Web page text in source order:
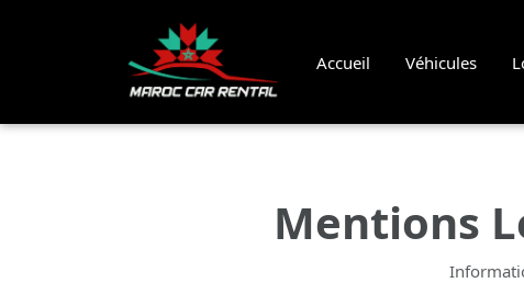
Accueil Véhicules
Mentions